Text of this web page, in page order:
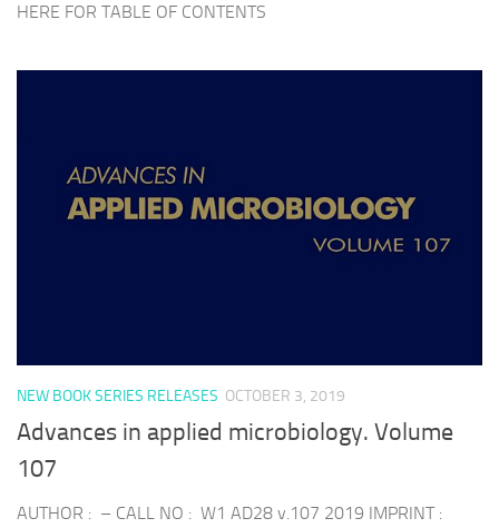
HERE FOR TABLE OF CONTENTS
NEW BOOK SERIES RELEASES OCTOBER 3, 2019
Advances in applied microbiology. Volume
107
AUTHOR : – CALL NO : W1 AD28 v.107 2019 IMPRINT :